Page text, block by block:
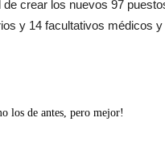
crear los nuevos 97
y 14 facultativos médicos
los de antes, pero mejor!